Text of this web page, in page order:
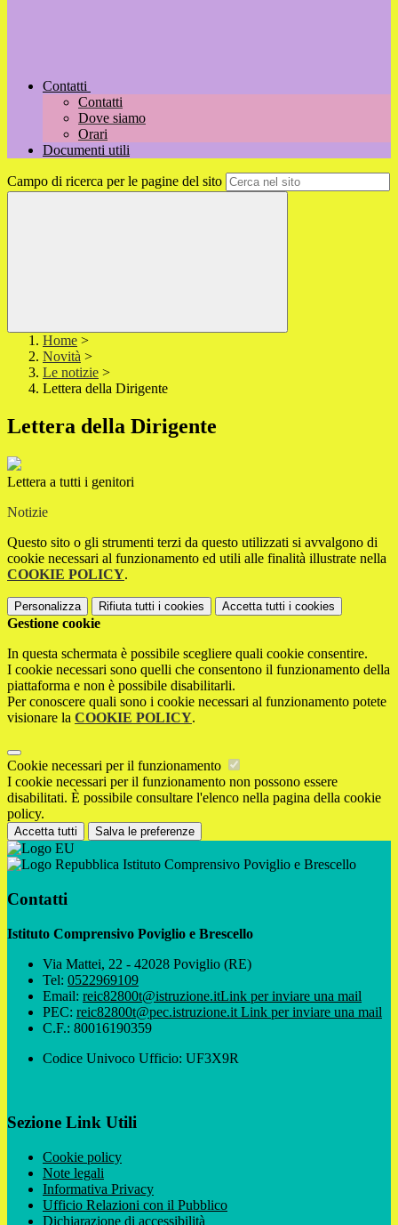
Contatti
Contatti
Dove siamo
Orari
Documenti utili
Campo di ricerca per le pagine del sito
Home >
Novità >
Le notizie >
Lettera della Dirigente
Lettera della Dirigente
Lettera a tutti i genitori
Notizie
Questo sito o gli strumenti terzi da questo utilizzati si avvalgono di
cookie necessari al funzionamento ed utili alle finalità illustrate nella
COOKIE POLICY.
Personalizza Rifiuta tutti i cookies Accetta tutti i cookies
Gestione cookie
In questa schermata è possibile scegliere quali cookie consentire.
I cookie necessari sono quelli che consentono il funzionamento della
piattaforma e non è possibile disabilitarli.
Per conoscere quali sono i cookie necessari al funzionamento potete
visionare la COOKIE POLICY.
Cookie necessari per il funzionamento
I cookie necessari per il funzionamento non possono essere
disabilitati. È possibile consultare l'elenco nella pagina della cookie
policy.
Accetta tutti Salva le preferenze
Istituto Comprensivo Poviglio e Brescello
Contatti
Istituto Comprensivo Poviglio e Brescello
Via Mattei, 22 - 42028 Poviglio (RE)
Tel: 0522969109
Email: reic82800t@istruzione.itLink per inviare una mail
PEC: reic82800t@pec.istruzione.it Link per inviare una mail
C.F.: 80016190359
Codice Univoco Ufficio: UF3X9R
Sezione Link Utili
Cookie policy
Note legali
Informativa Privacy
Ufficio Relazioni con il Pubblico
Dichiarazione di accessibilità